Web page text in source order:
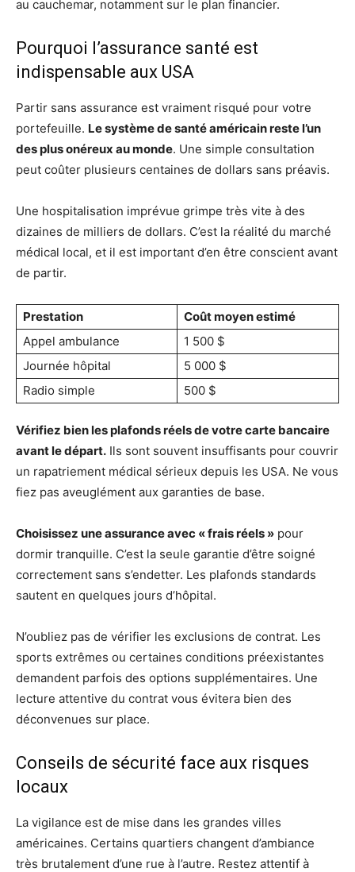
au cauchemar, notamment sur le plan financier.
Pourquoi l’assurance santé est
indispensable aux USA
Partir sans assurance est vraiment risqué pour votre
portefeuille. Le système de santé américain reste l’un
des plus onéreux au monde. Une simple consultation
peut coûter plusieurs centaines de dollars sans préavis.
Une hospitalisation imprévue grimpe très vite à des
dizaines de milliers de dollars. C’est la réalité du marché
médical local, et il est important d’en être conscient avant
de partir.
Prestation
Coût moyen estimé
Appel ambulance
1 500 $
Journée hôpital
5 000 $
Radio simple
500 $
Vérifiez bien les plafonds réels de votre carte bancaire
avant le départ. Ils sont souvent insuffisants pour couvrir
un rapatriement médical sérieux depuis les USA. Ne vous
fiez pas aveuglément aux garanties de base.
Choisissez une assurance avec « frais réels » pour
dormir tranquille. C’est la seule garantie d’être soigné
correctement sans s’endetter. Les plafonds standards
sautent en quelques jours d’hôpital.
N’oubliez pas de vérifier les exclusions de contrat. Les
sports extrêmes ou certaines conditions préexistantes
demandent parfois des options supplémentaires. Une
lecture attentive du contrat vous évitera bien des
déconvenues sur place.
Conseils de sécurité face aux risques
locaux
La vigilance est de mise dans les grandes villes
américaines. Certains quartiers changent d’ambiance
très brutalement d’une rue à l’autre. Restez attentif à